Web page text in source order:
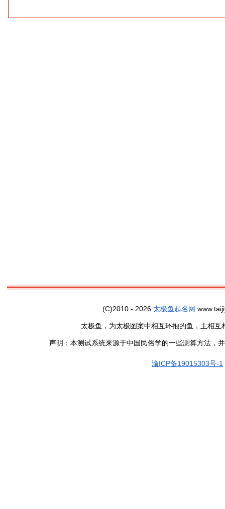
(C)2010 - 2026 太极鱼起名网
太极鱼，为太极图案中相互环抱的鱼，主相
声明：本测试系统来源于中国民俗学的一些测算方法，
渝ICP备19015303号-1